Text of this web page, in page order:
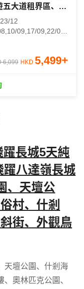
大道租界區、天
津海河、石家大
壇公園、居庸關
觀冰絲帶
12
10,18/10,22/10,25/10,29/10,05/11,08/11,12/11,15/11,19/11,22/11,26/11,29/11
10,23/10,24/10,26/10,27/10,28/10,30/10,01/11,02/11,03/11,04/11,06/11
6,099 HKD 5,499+
躍長城5天純
八達嶺長城
、天壇公
村、什剎
街、外觀鳥
天壇公園 、 什剎海
、 奧林匹克公園 、